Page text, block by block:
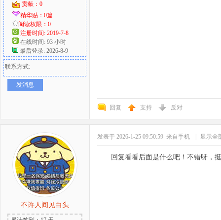
贡献：0
精华贴：0篇
阅读权限：0
注册时间: 2019-7-8
在线时间: 93 小时
最后登录: 2026-8-9
联系方式:
发消息
回复 支持 反对
不许人间见白头
发表于 2026-1-25 09:50:59 来自手机 显示全
回复看看后面是什么吧！不错呀，